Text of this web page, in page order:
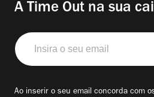
A Time Out na sua
Insira
o
seu
Ao inserir o seu email concorda com